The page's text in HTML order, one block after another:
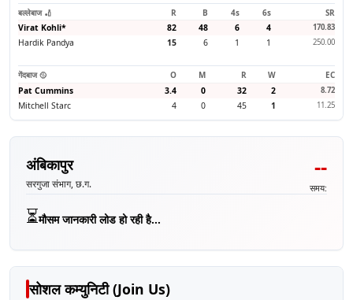
बल्लेबाज 🏏 R B 4s 6s
SR
Virat Kohli* 82 48 6 4 170.83
Hardik Pandya 15 6 1 1 250.00
गेंदबाज 🥎 O M R W
EC
Pat Cummins
3.4 0 32 2 8.72
Mitchell Starc 4 0 45 1 11.25
अंबिकापुर
सरगुजा संभाग, छ.ग.
--
समय:
⏳मौसम जानकारी लोड हो रही है...
सोशल कम्युनिटी (Join Us)